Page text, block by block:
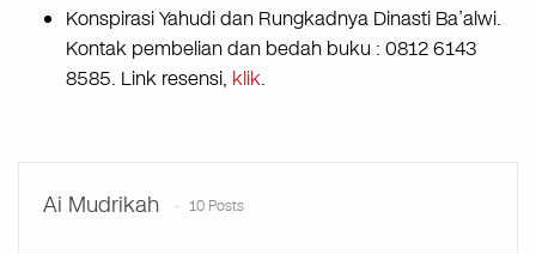
Konspirasi Yahudi dan Rungkadnya Dinasti Ba’alwi.
Kontak pembelian dan bedah buku : 0812 6143
8585. Link resensi, klik.
Ai Mudrikah 10 Posts